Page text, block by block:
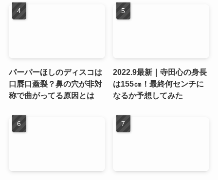
パーパーほしのディスコは
口唇口蓋裂？鼻の穴が非対
称で曲がってる原因とは
2022.9最新｜寺田心の身長
は155㎝！最終何センチに
なるか予想してみた